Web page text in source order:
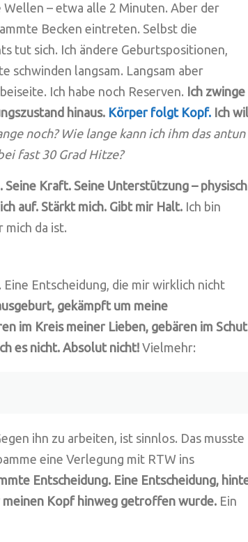
– etwa alle 2 Minuten. Aber der
Becken eintreten. Selbst die
tut sich. Ich ändere Geburtspositionen,
schwinden langsam. Langsam aber
Ich habe noch Reserven. Ich zwinge
hinaus. Körper folgt Kopf. Ich
noch? Wie lange kann ich ihm das antun
fast 30 Grad Hitze?
Seine Kraft. Seine Unterstützung – physisch
auf. Stärkt mich. Gibt mir Halt. Ich bin
mich da ist.
Entscheidung, die mir wirklich nicht
gekämpft um meine
im Kreis meiner Lieben, gebären im
es nicht. Absolut nicht! Vielmehr:
ihn zu arbeiten, ist sinnlos. Das musste
eine Verlegung mit RTW ins
Entscheidung. Eine Entscheidung,
meinen Kopf hinweg getroffen wurde. Ein